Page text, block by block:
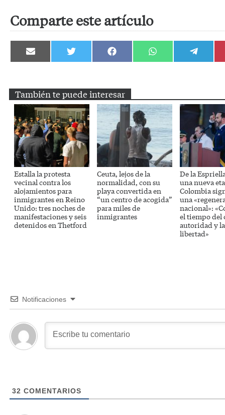
Comparte este artículo
Compartir
en
Compartir
en
Compartir
en
Compartir
en
Compartir
en
También te puede interesar
Estalla la protesta
vecinal contra los
alojamientos para
inmigrantes en Reino
Unido: tres noches de
manifestaciones y seis
detenidos en Thetford
Ceuta, lejos de la
normalidad, con su
playa convertida en
“un centro de acogida”
para miles de
inmigrantes
De la
una nueva
Colombia
una
nacional»:
el tiempo del
autoridad y la
libertad»
Notificaciones
32 COMENTARIOS